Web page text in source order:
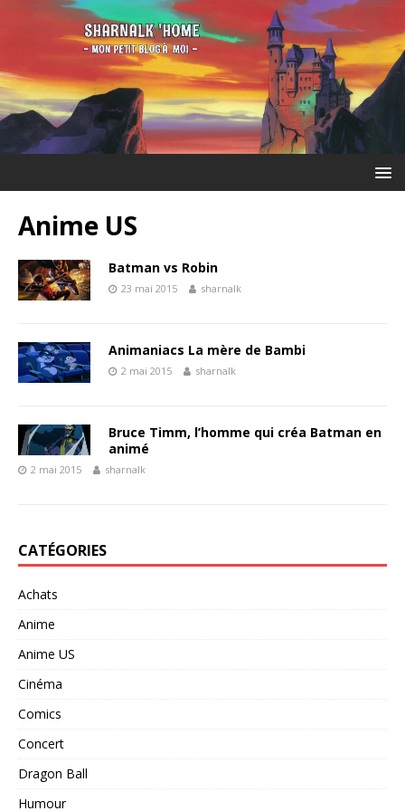
Anime US
Batman vs Robin
23 mai 2015 sharnalk
Animaniacs La mère de Bambi
2 mai 2015 sharnalk
Bruce Timm, l’homme qui créa Batman en
animé
2 mai 2015 sharnalk
CATÉGORIES
Achats
Anime
Anime US
Cinéma
Comics
Concert
Dragon Ball
Humour